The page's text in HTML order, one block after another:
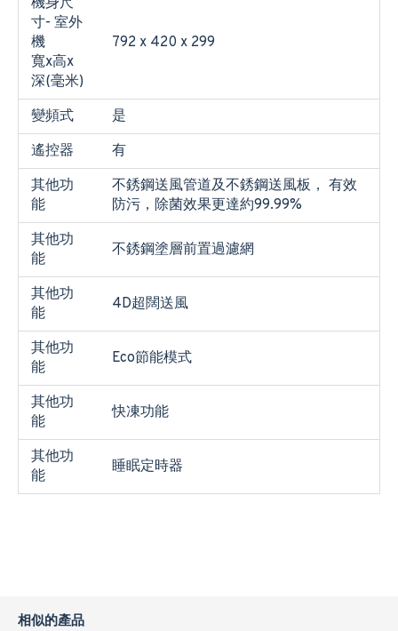
機身尺
寸- 室外
機
寬x高x
深(毫米)
792 x 420 x 299
變頻式
是
遙控器
有
其他功
能
不銹鋼送風管道及不銹鋼送風板， 有效
防污，除菌效果更達約99.99%
其他功
能
不銹鋼塗層前置過濾網
其他功
能
4D超闊送風
其他功
能
Eco節能模式
其他功
能
快凍功能
其他功
能
睡眠定時器
相似的產品